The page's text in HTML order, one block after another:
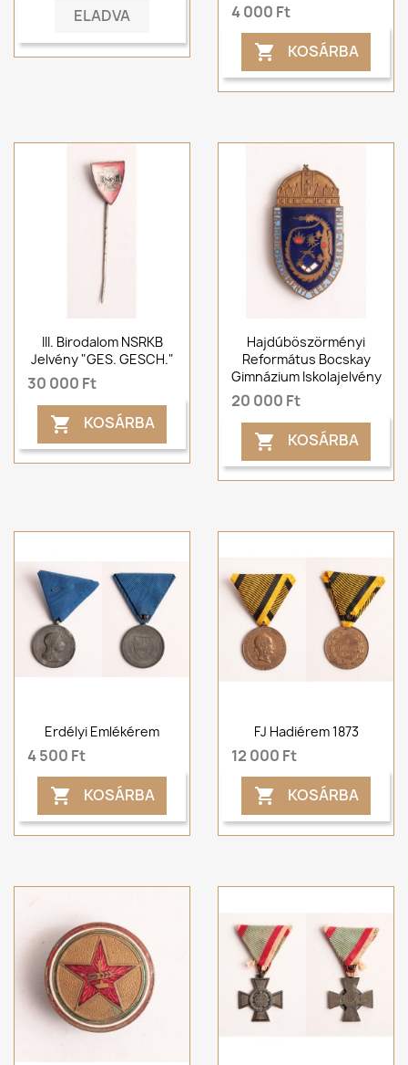
ELADVA
4 000 Ft
 KOSÁRBA
III. Birodalom NSRKB
Jelvény "GES. GESCH."
30 000 Ft
 KOSÁRBA
Hajdúböszörményi
Református Bocskay
Gimnázium Iskolajelvény
20 000 Ft
 KOSÁRBA
Erdélyi Emlékérem
4 500 Ft
 KOSÁRBA
FJ Hadiérem 1873
12 000 Ft
 KOSÁRBA